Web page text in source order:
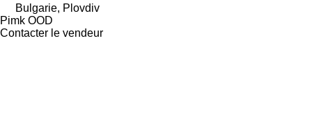
Bulgarie, Plovdiv
Pimk OOD
Contacter le vendeur